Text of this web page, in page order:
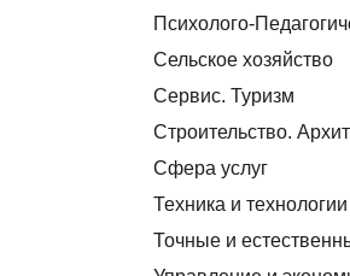
Психолого-
Сельское хозяйство
Сервис. Туризм
Строительство.
Сфера услуг
Техника и технологии
Точные и